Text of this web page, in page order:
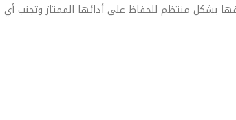
بشكل منتظم للحفاظ على أدائها الممتاز وتجنب